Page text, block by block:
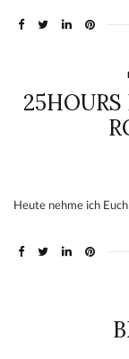
Heute nehme ich